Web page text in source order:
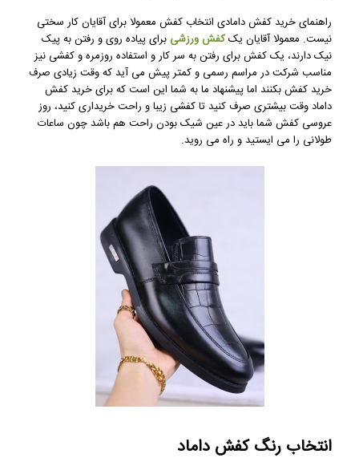
راهنمای خرید کفش دامادی انتخاب کفش معمولا برای آقایان کار سختی
نیست. معمولا آقایان یککفش ورزشی برای پیاده روی و رفتن به پیک
نیک دارند، یک کفش برای رفتن به سر کار و استفاده روزمره و کفشی نیز
مناسب شرکت در مراسم رسمی و کمتر پیش می آید که وقت زیادی صرف
خرید کفش بکنند اما پیشنهاد ما به شما این است که برای خرید کفش
داماد وقت بیشتری صرف کنید تا کفشی زیبا و راحت خریداری کنید، روز
عروسی کفش شما باید در عین شیک بودن راحت هم باشد چون ساعات
طولانی را می ایستید و راه می روید.
انتخاب رنگ كفش داماد